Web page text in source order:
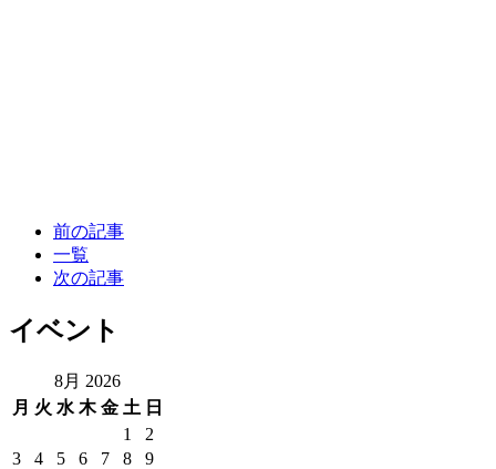
前の記事
一覧
次の記事
イベント
8月 2026
月 火 水 木 金 土 日
1
2
3
4 5 6 7 8
9